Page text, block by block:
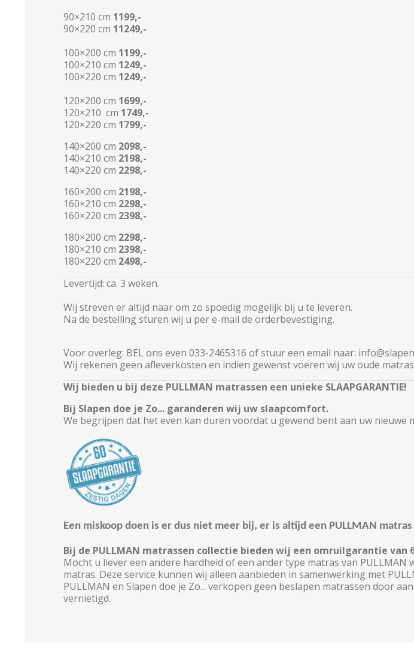
90×210 cm 1199,-
90×220 cm 11249,-
100×200 cm 1199,-
100×210 cm 1249,-
100×220 cm 1249,-
120×200 cm 1699,-
120×210 cm 1749,-
120×220 cm 1799,-
140×200 cm 2098,-
140×210 cm 2198,-
140×220 cm 2298,-
160×200 cm 2198,-
160×210 cm 2298,-
160×220 cm 2398,-
180×200 cm 2298,-
180×210 cm 2398,-
180×220 cm 2498,-
Levertijd: ca. 3 weken.
Wij streven er altijd naar om zo spoedig mogelijk bij u te leveren.
Na de bestelling sturen wij u per e-mail de orderbevestiging.
Voor overleg: BEL ons even 033-2465316 of stuur een email naar:
Wij rekenen geen afleverkosten en indien gewenst voeren wij uw oude
Wij bieden u bij deze PULLMAN matrassen een unieke SLAAPGARANTIE!
Bij Slapen doe je Zo... garanderen wij uw slaapcomfort.
We begrijpen dat het even kan duren voordat u gewend bent aan uw nieuwe
Een miskoop doen is er dus niet meer bij, er is altijd een PULLMAN
Bij de PULLMAN matrassen collectie bieden wij een omruilgarantie van
Mocht u liever een andere hardheid of een ander type matras van
matras. Deze service kunnen wij alleen aanbieden in samenwerking met
PULLMAN en Slapen doe je Zo... verkopen geen beslapen matrassen door
vernietigd.